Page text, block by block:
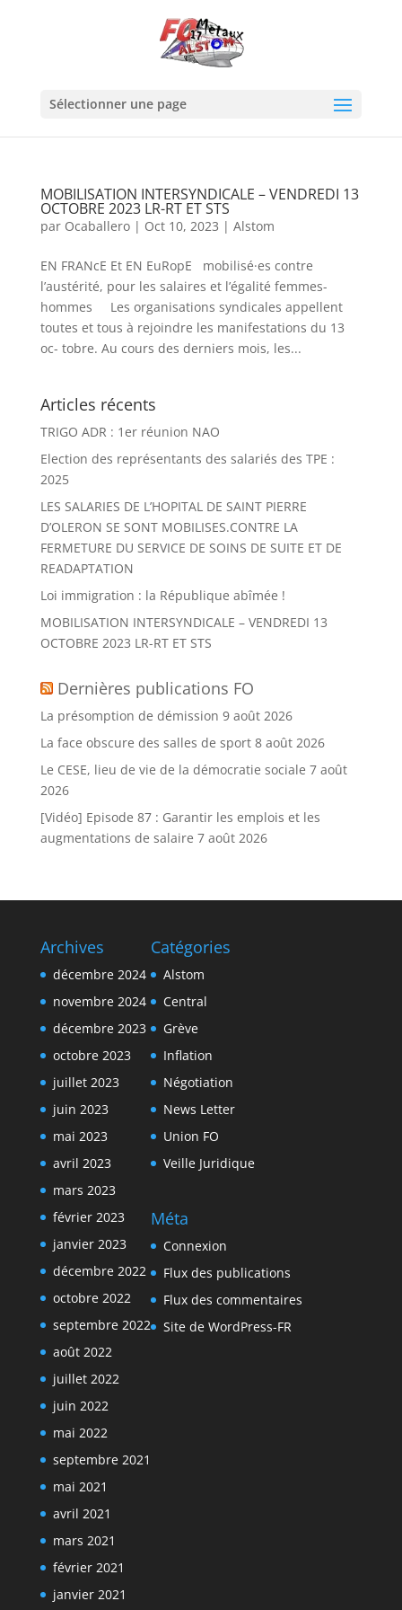
Sélectionner une page
MOBILISATION INTERSYNDICALE – VENDREDI 13
OCTOBRE 2023 LR-RT ET STS
par Ocaballero| Oct 10, 2023 | Alstom
EN FRANcE Et EN EuRopE mobilisé·es contre
l’austérité, pour les salaires et l’égalité femmes-
hommes Les organisations syndicales appellent
toutes et tous à rejoindre les manifestations du 13
oc- tobre. Au cours des derniers mois, les...
Articles récents
TRIGO ADR : 1er réunion NAO
Election des représentants des salariés des TPE :
2025
LES SALARIES DE L’HOPITAL DE SAINT PIERRE
D’OLERON SE SONT MOBILISES.CONTRE LA
FERMETURE DU SERVICE DE SOINS DE SUITE ET DE
READAPTATION
Loi immigration : la République abîmée !
MOBILISATION INTERSYNDICALE – VENDREDI 13
OCTOBRE 2023 LR-RT ET STS
Dernières publications FO
La présomption de démission 9 août 2026
La face obscure des salles de sport 8 août 2026
Le CESE, lieu de vie de la démocratie sociale 7 août
2026
[Vidéo] Episode 87 : Garantir les emplois et les
augmentations de salaire 7 août 2026
Archives
décembre 2024
novembre 2024
décembre 2023
octobre 2023
juillet 2023
juin 2023
mai 2023
avril 2023
mars 2023
février 2023
janvier 2023
décembre 2022
octobre 2022
septembre 2022
août 2022
juillet 2022
juin 2022
mai 2022
septembre 2021
mai 2021
avril 2021
mars 2021
février 2021
janvier 2021
Catégories
Alstom
Central
Grève
Inflation
Négotiation
News Letter
Union FO
Veille Juridique
Méta
Connexion
Flux des publications
Flux des commentaires
Site de WordPress-FR